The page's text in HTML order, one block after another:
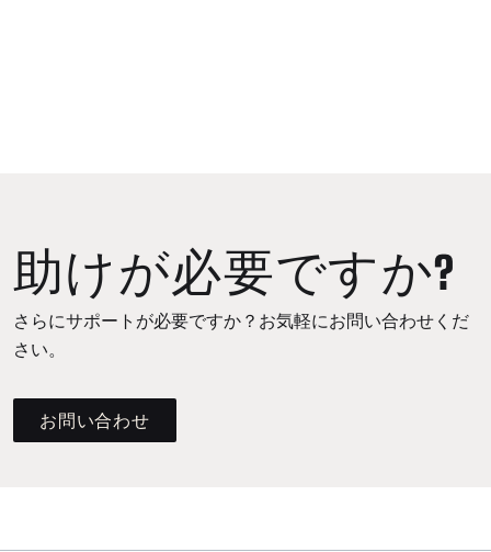
助けが必要ですか?
さらにサポートが必要ですか？お気軽にお問い合わせくだ
さい。
お問い合わせ